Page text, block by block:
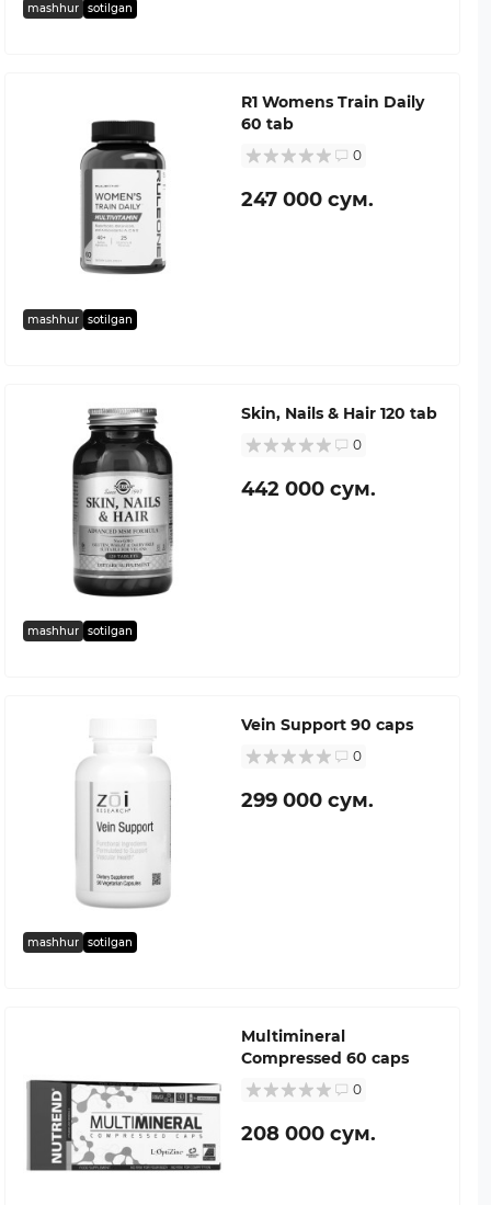
mashhur sotilgan
mashhur sotilgan
R1 Womens Train Daily
60 tab
0
247 000 сум.
mashhur sotilgan
Skin, Nails & Hair 120 tab
0
442 000 сум.
mashhur sotilgan
Vein Support 90 caps
0
299 000 сум.
Multimineral
Compressed 60 caps
0
208 000 сум.